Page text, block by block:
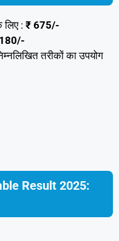
: ₹ 675/-
तरीकों का उपयोग
Result 2025: